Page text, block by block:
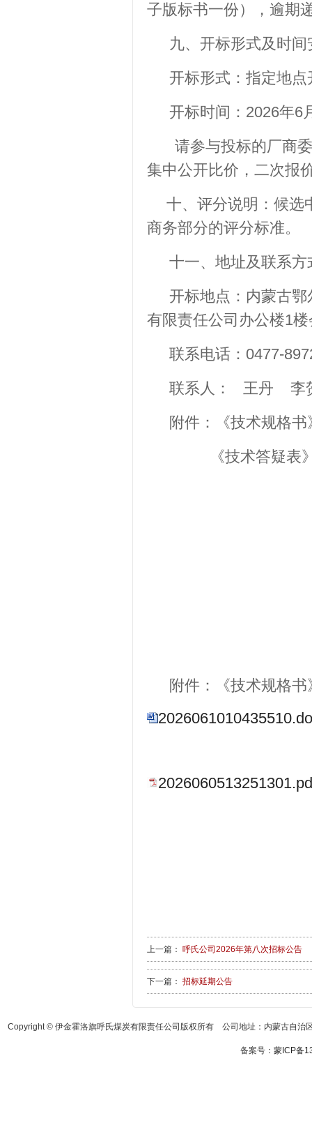
子版标书一份），逾期
九、开标形式及时间
开标形式：指定地
开标时间：2026年6
请参与投标的厂商
集中公开比价，二次报
十、评分说明：候选
商务部分的评分标准。
十一、地址及联系方
开标地点：内蒙古
有限责任公司办公楼1
联系电话：0477-
联系人： 王丹
附件：《技术规格书
《技术答疑表
附件：《技术规格
上一篇： 呼氏公司2026年第八次招标公告
下一篇： 招标延期公告
Copyright © 伊金霍洛旗呼氏煤炭有限责任公司版权所有 公司地址：内蒙古自
备案号： 蒙ICP备